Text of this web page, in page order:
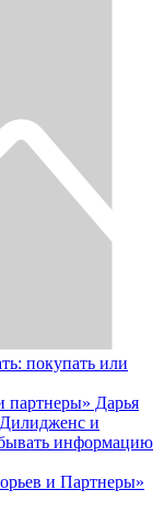
покупать или
партнеры» Дарья
и
информацию
и Партнеры»